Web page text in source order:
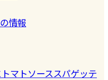
情報
マトソーススパゲッテ